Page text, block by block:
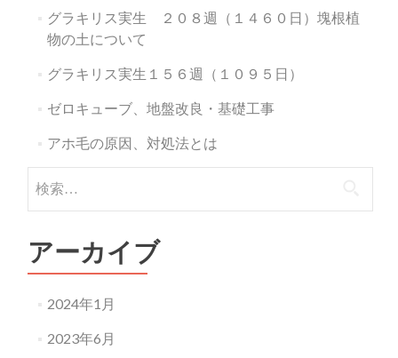
グラキリス実生 ２０８週（１４６０日）塊根植
物の土について
グラキリス実生１５６週（１０９５日）
ゼロキューブ、地盤改良・基礎工事
アホ毛の原因、対処法とは
索:
アーカイブ
2024年1月
2023年6月